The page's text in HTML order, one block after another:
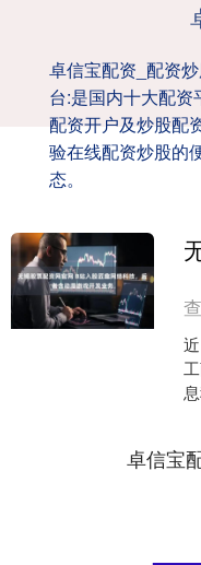
卓信宝配资_配资
台:是国内十大配
配资开户及炒股配
验在线配资炒股的
态。
卓信宝